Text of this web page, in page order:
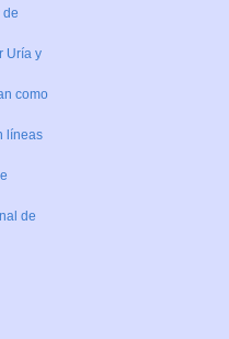
de
Uría y
como
líneas
de